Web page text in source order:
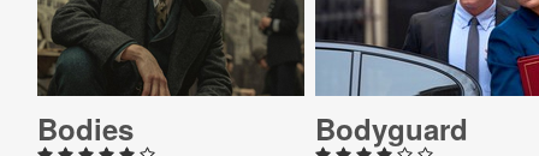
Bodies Bodyguard